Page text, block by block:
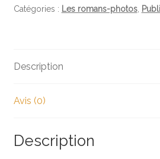
Catégories : Les romans-photos,
Description
Avis (0)
Description